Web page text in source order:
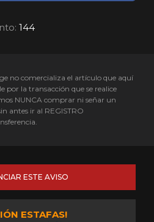
144
no comercializa el artículo que aquí
por la transacción que se realice
NUNCA comprar ni señar un
antes ir al REGISTRO
ESTE AVISO
ESTAFAS!